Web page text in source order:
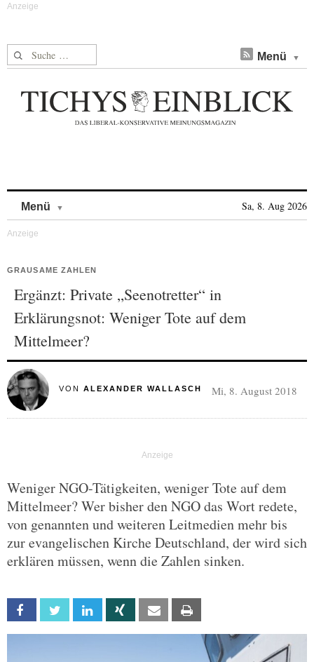
Suche nach: Menü
Menü Sa, 8. Aug 2026
GRAUSAME ZAHLEN
Ergänzt: Private „Seenotretter“ in
Erklärungsnot: Weniger Tote auf dem
Mittelmeer?
VON ALEXANDER WALLASCH Mi, 8. August 2018
Weniger NGO-Tätigkeiten, weniger Tote auf dem
Mittelmeer? Wer bisher den NGO das Wort redete,
von genannten und weiteren Leitmedien mehr bis
zur evangelischen Kirche Deutschland, der wird sich
erklären müssen, wenn die Zahlen sinken.
Facebook Twitter Linkedin Xing Email